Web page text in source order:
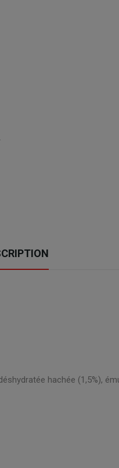
hachée (1,5%),